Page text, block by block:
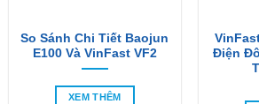
So Sánh Chi Tiết Baojun
E100 Và VinFast VF2
XEM THÊM
Điện